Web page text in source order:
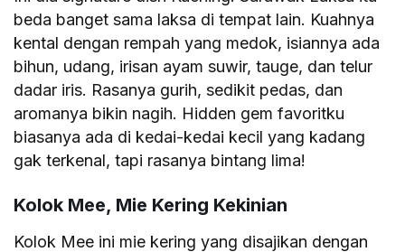
beda banget sama laksa di tempat lain. Kuahnya
kental dengan rempah yang medok, isiannya ada
bihun, udang, irisan ayam suwir, tauge, dan telur
dadar iris. Rasanya gurih, sedikit pedas, dan
aromanya bikin nagih. Hidden gem favoritku
biasanya ada di kedai-kedai kecil yang kadang
gak terkenal, tapi rasanya bintang lima!
Kolok Mee, Mie Kering Kekinian
Kolok Mee ini mie kering yang disajikan dengan